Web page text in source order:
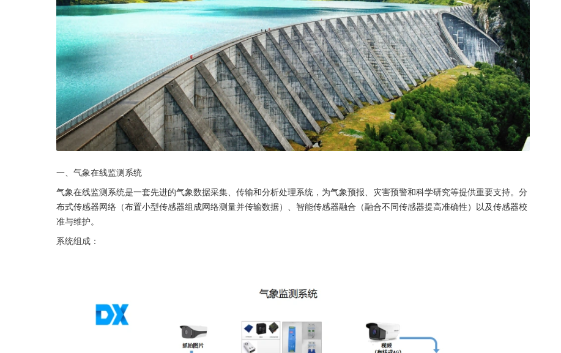
一、气象在线监测系统
气象在线监测系统是一套先进的气象数据采集、传输和分析处理系统，为气象预报、灾害预警和科学研究等提供重要支持。分
布式传感器网络（布置小型传感器组成网络测量并传输数据）、智能传感器融合（融合不同传感器提高准确性）以及传感器校
准与维护。
系统组成：